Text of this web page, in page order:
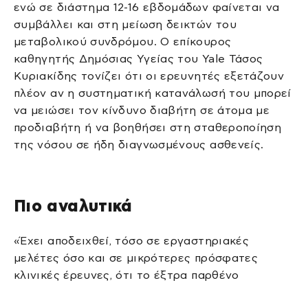
ενώ σε διάστημα 12-16 εβδομάδων φαίνεται να
συμβάλλει και στη μείωση δεικτών του
μεταβολικού συνδρόμου. Ο επίκουρος
καθηγητής Δημόσιας Υγείας του Yale Τάσος
Κυριακίδης τονίζει ότι οι ερευνητές εξετάζουν
πλέον αν η συστηματική κατανάλωσή του μπορεί
να μειώσει τον κίνδυνο διαβήτη σε άτομα με
προδιαβήτη ή να βοηθήσει στη σταθεροποίηση
της νόσου σε ήδη διαγνωσμένους ασθενείς.
Πιο αναλυτικά
«Έχει αποδειχθεί, τόσο σε εργαστηριακές
μελέτες όσο και σε μικρότερες πρόσφατες
κλινικές έρευνες, ότι το έξτρα παρθένο